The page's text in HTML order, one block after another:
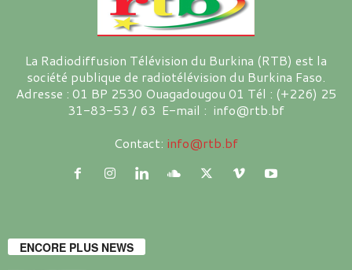
La Radiodiffusion Télévision du Burkina (RTB) est la
société publique de radiotélévision du Burkina Faso.
Adresse : 01 BP 2530 Ouagadougou 01 Tél : (+226) 25
31-83-53 / 63 E-mail : info@rtb.bf
Contact: info@rtb.bf
ENCORE PLUS NEWS